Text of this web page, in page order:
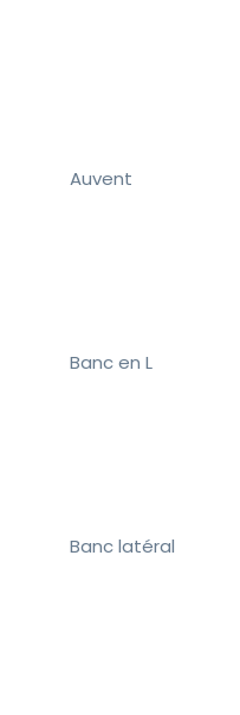
Auvent
Banc en L
Banc latéral